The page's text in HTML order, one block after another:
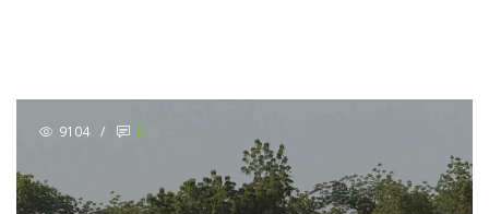
9104 / 0